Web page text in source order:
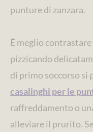
punture di zanzara.
È meglio
pizzicando
di primo soccorso si
casalinghi per le
raffreddamento o
alleviare il prurito.